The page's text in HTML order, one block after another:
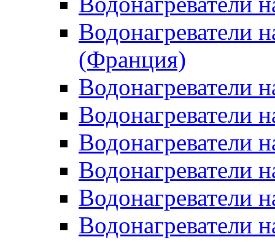
Водонагреватели
(Франция)
Водонагреватели
Водонагреватели
Водонагреватели
Водонагреватели
Водонагреватели
Водонагреватели